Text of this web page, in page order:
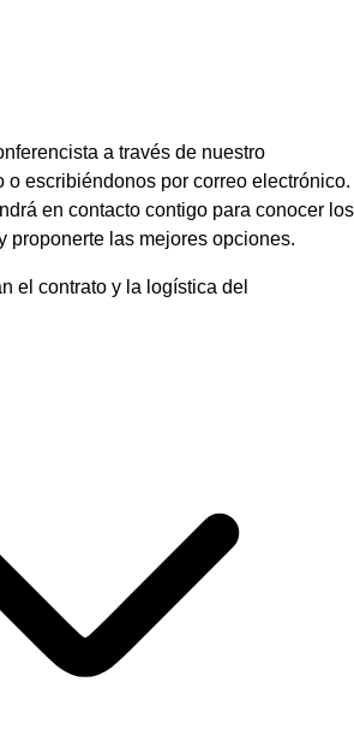
a través de nuestro
o escribiéndonos por correo electrónico.
en contacto contigo para conocer los
proponerte las mejores opciones.
el contrato y la logística del